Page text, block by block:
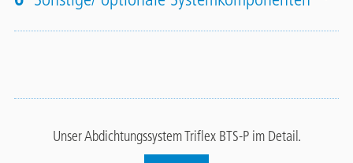
Unser Abdichtungssystem Triflex BTS-P im Detail.